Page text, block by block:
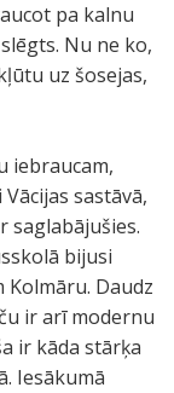
pa kalnu
Nu ne ko,
uz šosejas,
iebraucam,
sastāvā,
saglabājušies.
bijusi
Kolmāru. Daudz
ir arī modernu
ir kāda stārķa
Iesākumā